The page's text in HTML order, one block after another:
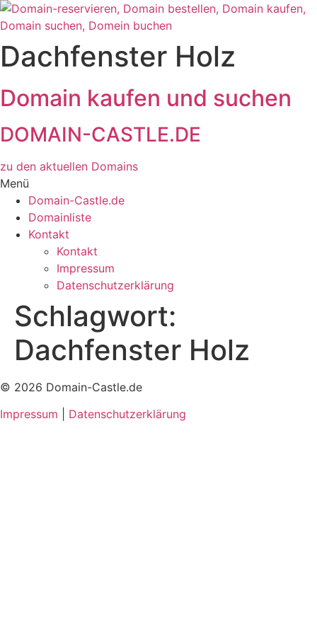
Zum
Inhalt
Dachfenster Holz
Domain kaufen und suchen
DOMAIN-CASTLE.DE
zu den aktuellen Domains​
Menü
Domain-Castle.de
Domainliste
Kontakt
Kontakt
Impressum
Datenschutzerklärung
Schlagwort:
Dachfenster Holz
© 2026 Domain-Castle.de
Impressum
Datenschutzerklärung